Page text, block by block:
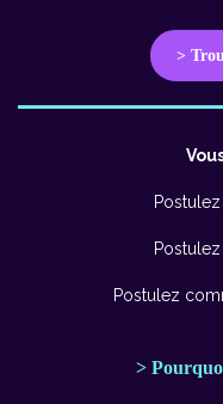
>
Postulez
>